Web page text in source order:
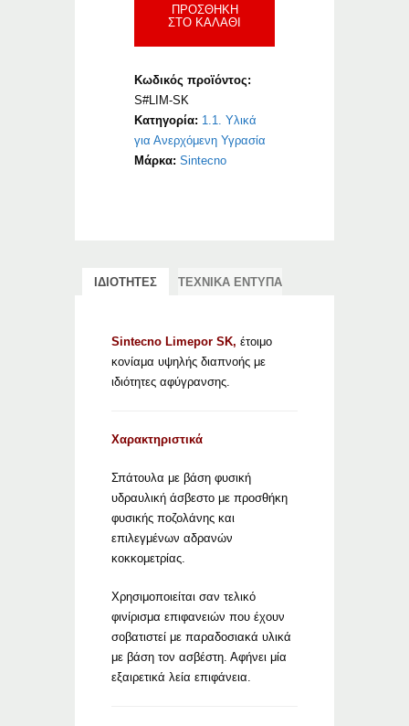
ποσότηταΠΡΟΣΘΉΚΗ
ΣΤΟ ΚΑΛΆΘΙ
Κωδικός προϊόντος:
S#LIM-SK
Κατηγορία: 1.1. Υλικά
για Ανερχόμενη Υγρασία
Μάρκα:Sintecno
ΙΔΙΟΤΗΤΕΣ ΤΕΧΝΙΚΑ ΕΝΤΥΠΑ
Sintecno Limepor SK, έτοιμο
κονίαμα υψηλής διαπνοής με
ιδιότητες αφύγρανσης.
Χαρακτηριστικά
Σπάτουλα με βάση φυσική
υδραυλική άσβεστο με προσθήκη
φυσικής ποζολάνης και
επιλεγμένων αδρανών
κοκκομετρίας.
Χρησιμοποιείται σαν τελικό
φινίρισμα επιφανειών που έχουν
σοβατιστεί με παραδοσιακά υλικά
με βάση τον ασβέστη. Αφήνει μία
εξαιρετικά λεία επιφάνεια.